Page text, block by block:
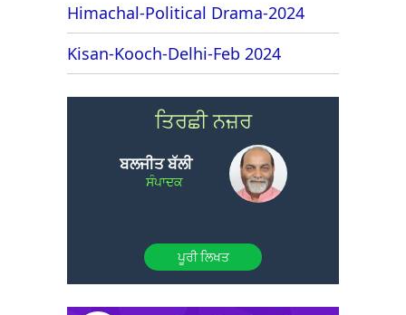
Himachal-Political Drama-2024
Kisan-Kooch-Delhi-Feb 2024
ਤਿਰਛੀ ਨਜ਼ਰ
ਬਲਜੀਤ ਬੱਲੀ
ਸੰਪਾਦਕ
ਪੂਰੀ ਲਿਖਤ